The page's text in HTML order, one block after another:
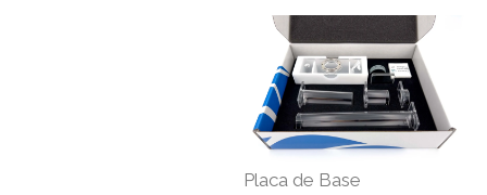
Placa de Base